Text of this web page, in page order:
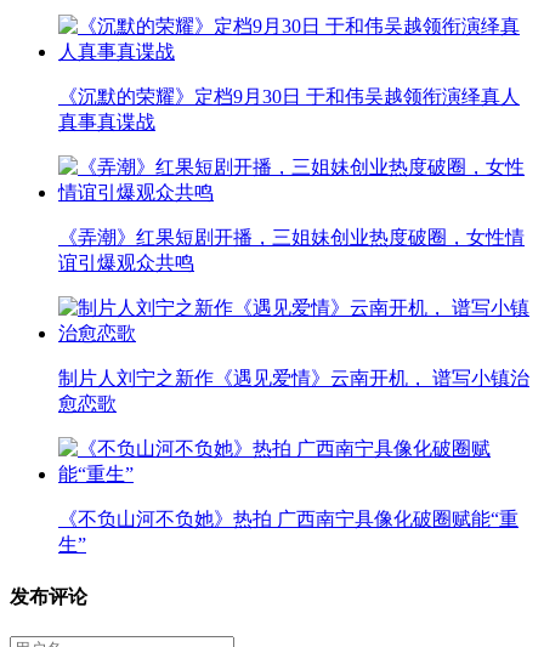
《沉默的荣耀》定档9月30日 于和伟吴越领衔演绎真人
真事真谍战
《弄潮》红果短剧开播，三姐妹创业热度破圈，女性情
谊引爆观众共鸣
制片人刘宁之新作《遇见爱情》云南开机， 谱写小镇治
愈恋歌
《不负山河不负她》热拍 广西南宁具像化破圈赋能“重
生”
发布评论